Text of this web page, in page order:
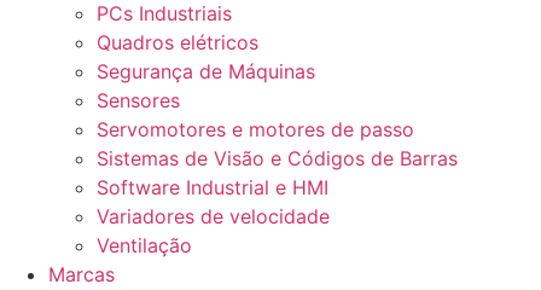
PCs Industriais
Quadros elétricos
Segurança de Máquinas
Sensores
Servomotores e motores de passo
Sistemas de Visão e Códigos de Barras
Software Industrial e HMI
Variadores de velocidade
Ventilação
Marcas